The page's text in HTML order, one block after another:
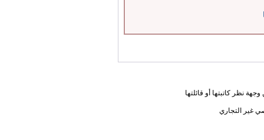
نظر كاتبتها أو قائلتها
غير التجاري